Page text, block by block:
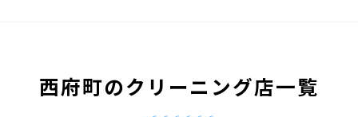
西府町のクリーニング店一覧